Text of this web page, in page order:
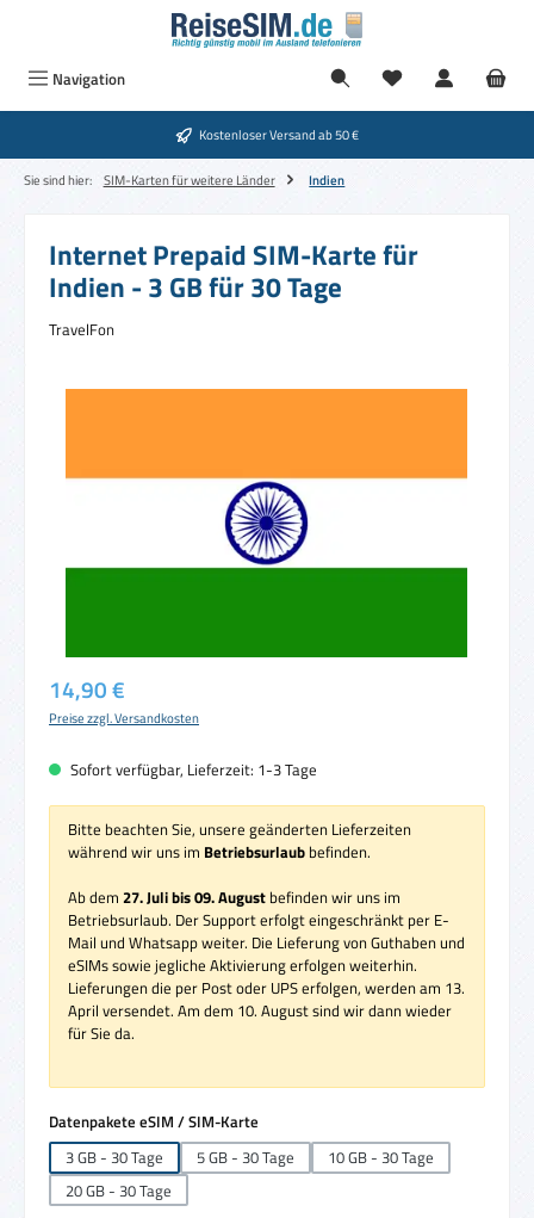
Zum Hauptinhalt springen
Navigation
Kostenloser Versand ab 50 €
Sie sind hier: SIM-Karten für weitere Länder Indien
Internet Prepaid SIM-Karte für
Indien - 3 GB für 30 Tage
TravelFon
Regulärer Preis:
14,90 €
Preise zzgl. Versandkosten
Sofort verfügbar, Lieferzeit: 1-3 Tage
Bitte beachten Sie, unsere geänderten Lieferzeiten
während wir uns im Betriebsurlaub befinden.
Ab dem 27. Juli bis 09. August befinden wir uns im
Betriebsurlaub. Der Support erfolgt eingeschränkt per E-
Mail und Whatsapp weiter. Die Lieferung von Guthaben und
eSIMs sowie jegliche Aktivierung erfolgen weiterhin.
Lieferungen die per Post oder UPS erfolgen, werden am 13.
April versendet. Am dem 10. August sind wir dann wieder
für Sie da.
Datenpakete eSIM / SIM-Karte
3 GB - 30 Tage
5 GB - 30 Tage
10 GB - 30 Tage
20 GB - 30 Tage